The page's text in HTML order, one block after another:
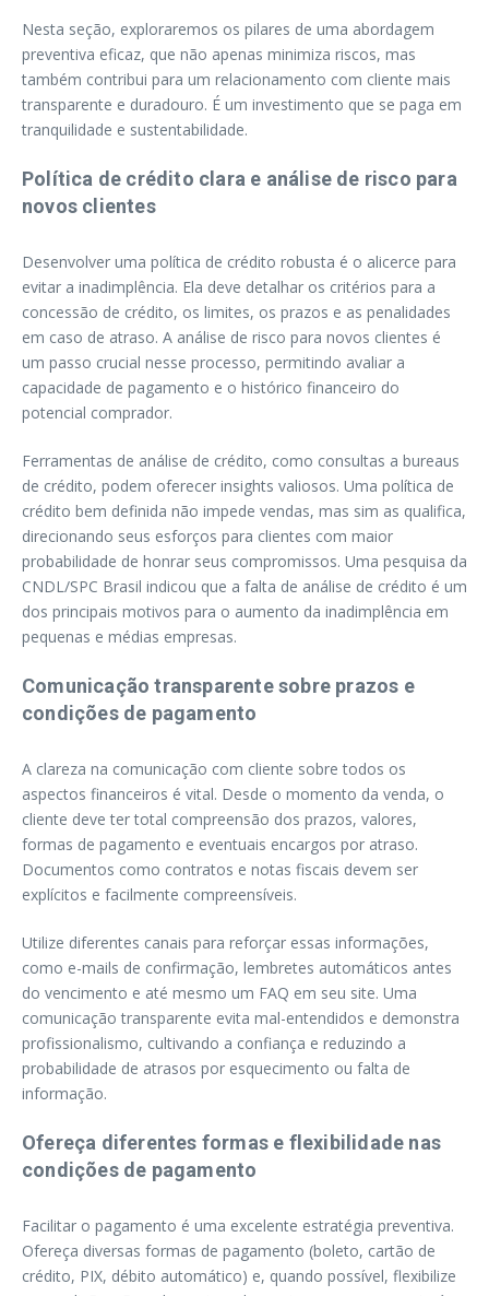
Nesta seção, exploraremos os pilares de uma abordagem
preventiva eficaz, que não apenas minimiza riscos, mas
também contribui para um relacionamento com cliente mais
transparente e duradouro. É um investimento que se paga em
tranquilidade e sustentabilidade.
Política de crédito clara e análise de risco para
novos clientes
Desenvolver uma política de crédito robusta é o alicerce para
evitar a inadimplência. Ela deve detalhar os critérios para a
concessão de crédito, os limites, os prazos e as penalidades
em caso de atraso. A análise de risco para novos clientes é
um passo crucial nesse processo, permitindo avaliar a
capacidade de pagamento e o histórico financeiro do
potencial comprador.
Ferramentas de análise de crédito, como consultas a bureaus
de crédito, podem oferecer insights valiosos. Uma política de
crédito bem definida não impede vendas, mas sim as qualifica,
direcionando seus esforços para clientes com maior
probabilidade de honrar seus compromissos. Uma pesquisa da
CNDL/SPC Brasil indicou que a falta de análise de crédito é um
dos principais motivos para o aumento da inadimplência em
pequenas e médias empresas.
Comunicação transparente sobre prazos e
condições de pagamento
A clareza na comunicação com cliente sobre todos os
aspectos financeiros é vital. Desde o momento da venda, o
cliente deve ter total compreensão dos prazos, valores,
formas de pagamento e eventuais encargos por atraso.
Documentos como contratos e notas fiscais devem ser
explícitos e facilmente compreensíveis.
Utilize diferentes canais para reforçar essas informações,
como e-mails de confirmação, lembretes automáticos antes
do vencimento e até mesmo um FAQ em seu site. Uma
comunicação transparente evita mal-entendidos e demonstra
profissionalismo, cultivando a confiança e reduzindo a
probabilidade de atrasos por esquecimento ou falta de
informação.
Ofereça diferentes formas e flexibilidade nas
condições de pagamento
Facilitar o pagamento é uma excelente estratégia preventiva.
Ofereça diversas formas de pagamento (boleto, cartão de
crédito, PIX, débito automático) e, quando possível, flexibilize